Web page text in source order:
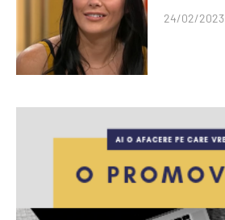
24/02/2023